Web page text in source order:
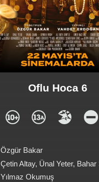
Oflu Hoca 6
Özgür Bakar
Çetin Altay, Ünal Yeter, Bahar
Yılmaz Okumuş